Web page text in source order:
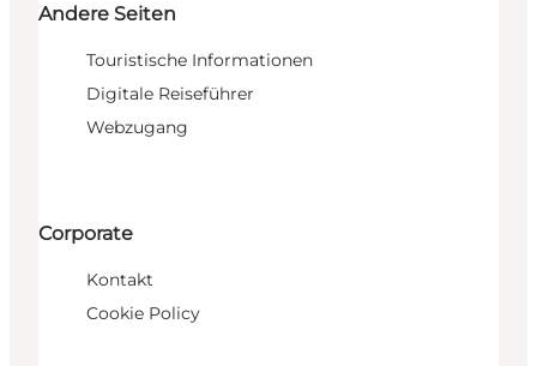
Andere Seiten
Touristische Informationen
Digitale Reiseführer
Webzugang
Corporate
Kontakt
Cookie Policy